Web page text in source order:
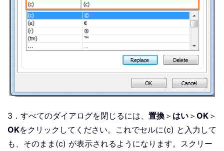
3．すべてのダイアログを閉じるには、 置換 ＞ はい ＞ OK ＞
OKをクリックしてください。これでセルに(c) と入力して
も、そのまま(c) が表示されるようになります。スクリー